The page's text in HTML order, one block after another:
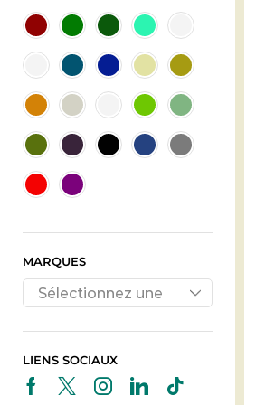
MARQUES
Sélectionnez une
LIENS SOCIAUX